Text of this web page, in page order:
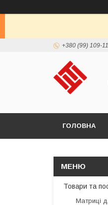
+380 (99) 109-
ГОЛОВНА
Товари та
Матриці